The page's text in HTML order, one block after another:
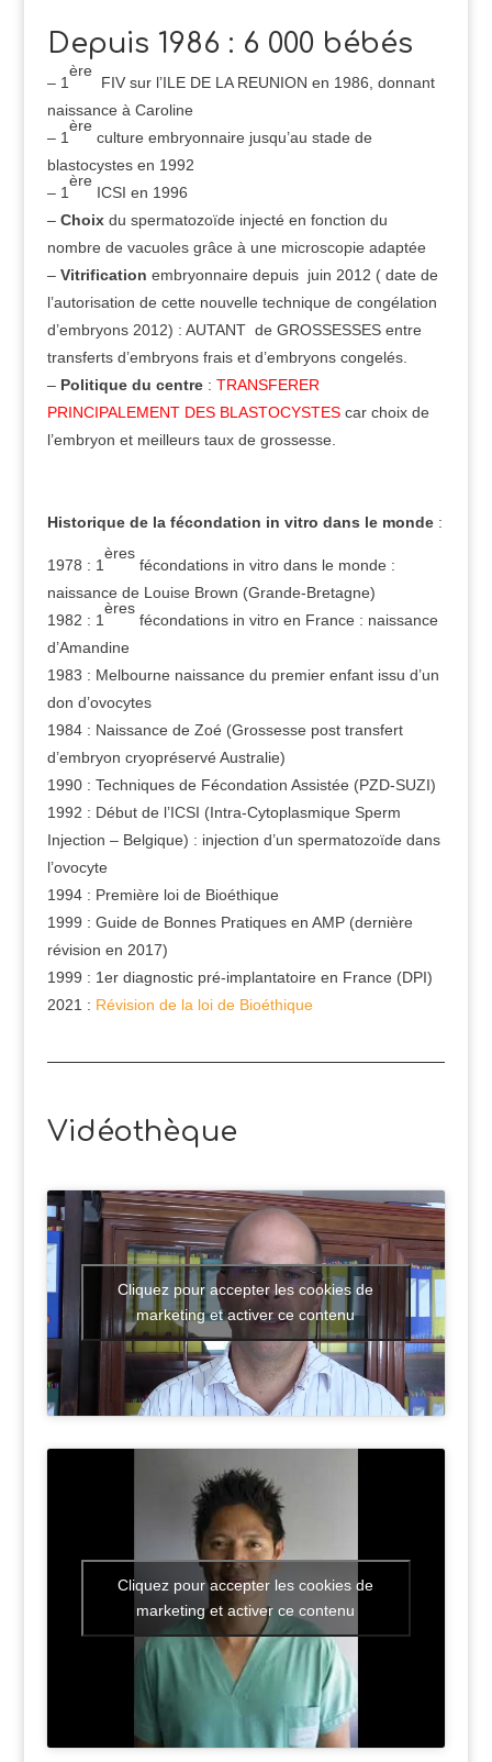
Depuis 1986 : 6 000 bébés
– 1
ère
FIV sur l’ILE DE LA REUNION en 1986, donnant
naissance à Caroline
– 1
ère
culture embryonnaire jusqu’au stade de
blastocystes en 1992
– 1
ère
ICSI en 1996
– Choixdu spermatozoïde injecté en fonction du
nombre de vacuoles grâce à une microscopie adaptée
– Vitrification embryonnaire depuis juin 2012 ( date de
l’autorisation de cette nouvelle technique de congélation
d’embryons 2012) : AUTANT de GROSSESSES entre
transferts d’embryons frais et d’embryons congelés.
– Politique du centre: TRANSFERER
PRINCIPALEMENT DES BLASTOCYSTEScar choix de
l’embryon et meilleurs taux de grossesse.
Historique de la fécondation in vitro dans le monde:
1978 : 1
ères
fécondations in vitro dans le monde :
naissance de Louise Brown (Grande-Bretagne)
1982 : 1
ères
fécondations in vitro en France : naissance
d’Amandine
1983 : Melbourne naissance du premier enfant issu d’un
don d’ovocytes
1984 : Naissance de Zoé (Grossesse post transfert
d’embryon cryopréservé Australie)
1990 : Techniques de Fécondation Assistée (PZD-SUZI)
1992 : Début de l’ICSI (Intra-Cytoplasmique Sperm
Injection – Belgique) : injection d’un spermatozoïde dans
l’ovocyte
1994 : Première loi de Bioéthique
1999 : Guide de Bonnes Pratiques en AMP (dernière
révision en 2017)
1999 : 1er diagnostic pré-implantatoire en France (DPI)
2021 : Révision de la loi de Bioéthique
Vidéothèque
Cliquez pour accepter les cookies de
marketing et activer ce contenu
Cliquez pour accepter les cookies de
marketing et activer ce contenu